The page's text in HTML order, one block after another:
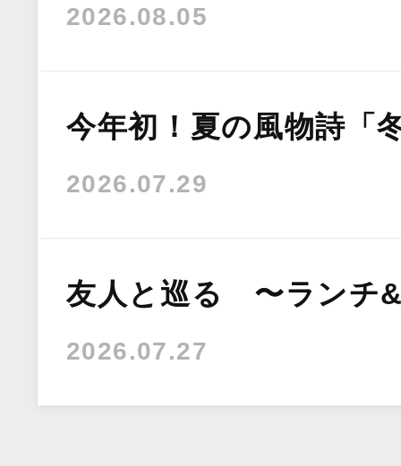
2026.08.05
今年初！夏の風物詩「
2026.07.29
友人と巡る 〜ランチ
2026.07.27